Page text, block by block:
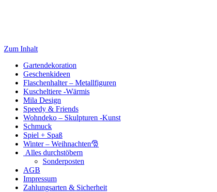
Zum Inhalt
Gartendekoration
Geschenkideen
Flaschenhalter – Metallfiguren
Kuscheltiere -Wärmis
Mila Design
Speedy & Friends
Wohndeko – Skulpturen -Kunst
Schmuck
Spiel + Spaß
Winter – Weihnachten🎅
Alles durchstöbern
Sonderposten
AGB
Impressum
Zahlungsarten & Sicherheit